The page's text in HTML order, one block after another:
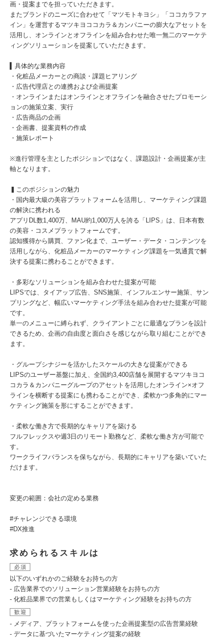
画・提案までを担っていただきます。
またブランドのニーズに合わせて「マツモトキヨシ」「ココカラファ
イン」を運営するマツキヨココカラ＆カンパニーの膨大なアセットを
活用し、オンラインとオフラインを組み合わせた唯一無二のマーケテ
ィングソリューションを提案していただきます。
▍具体的な業務内容
・化粧品メーカーとの商談・課題ヒアリング
・広告代理店との連携および企画提案
・オンラインまたはオンラインとオフラインを融合させたプロモーシ
ョンの施策立案、実行
・広告商品の企画
・企画書、提案資料の作成
・施策レポート
※進行管理を主としたポジションではなく、課題設計・企画提案が主
軸となります。
▍このポジションの魅力
・国内最大級の美容プラットフォームを活用し、マーケティング課題
の解決に携われる
アプリDL数1,400万、MAU約1,000万人を誇る「LIPS」は、日本有数
の美容・コスメプラットフォームです。
認知獲得から購買、ファン化まで、ユーザー・データ・コンテンツを
活用しながら、化粧品メーカーのマーケティング課題を一気通貫で解
決する提案に携わることができます。
・多彩なソリューションを組み合わせた提案が可能
LIPSでは、タイアップ広告、SNS施策、インフルエンサー施策、サン
プリングなど、幅広いマーケティング手法を組み合わせた提案が可能
です。
単一のメニューに縛られず、クライアントごとに最適なプランを設計
できるため、企画の自由度と面白さを感じながら取り組むことができ
ます。
・グループシナジーを活かしたスケールの大きな提案ができる
LIPSのユーザー基盤に加え、全国約3,400店舗を展開するマツキヨコ
コカラ＆カンパニーグループのアセットを活用したオンライン×オフ
ラインを横断する提案にも携わることができ、柔軟かつ多角的にマー
ケティング施策を形にすることができます。
・柔軟な働き方で長期的なキャリアを築ける
フルフレックスや週3日のリモート勤務など、柔軟な働き方が可能で
す。
ワークライフバランスを保ちながら、長期的にキャリアを築いていた
だけます。
変更の範囲：会社の定める業務
#チャレンジできる環境
#DX推進
求められるスキルは
必須
以下のいずれかのご経験をお持ちの方
- 広告業界でのソリューション営業経験をお持ちの方
- 化粧品業界での営業もしくはマーケティング経験をお持ちの方
歓迎
- メディア、プラットフォームを使った企画提案型の広告営業経験
- データに基づいたマーケティング提案の経験